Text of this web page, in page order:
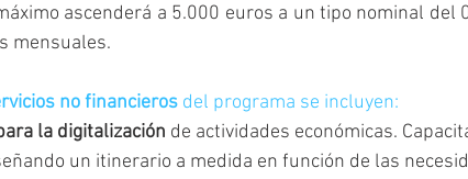
ascenderá a 5.000 euros a un tipo nominal del
mensuales.
no financieros del programa se incluyen:
la digitalización de actividades económicas.
un itinerario a medida en función de las